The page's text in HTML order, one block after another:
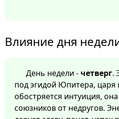
Влияние дня
День недели - четверг.
под эгидой Юпитера, царя
обостряется интуиция,
союзников от недругов.